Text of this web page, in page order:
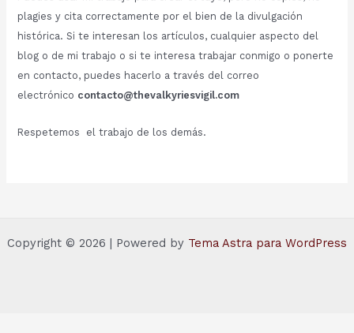
plagies y cita correctamente por el bien de la divulgación
histórica. Si te interesan los artículos, cualquier aspecto del
blog o de mi trabajo o si te interesa trabajar conmigo o ponerte
en contacto, puedes hacerlo a través del correo
electrónico contacto@thevalkyriesvigil.com
Respetemos el trabajo de los demás.
Copyright © 2026 | Powered by Tema Astra para WordPress